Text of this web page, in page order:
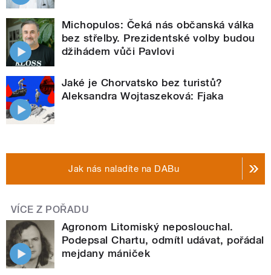
Michopulos: Čeká nás občanská válka
bez střelby. Prezidentské volby budou
džihádem vůči Pavlovi
Jaké je Chorvatsko bez turistů?
Aleksandra Wojtaszeková: Fjaka
Jak nás naladíte na DABu
VÍCE Z POŘADU
Agronom Litomiský neposlouchal.
Podepsal Chartu, odmítl udávat, pořádal
mejdany mániček